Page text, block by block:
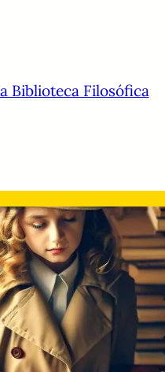
Biblioteca Filosófica